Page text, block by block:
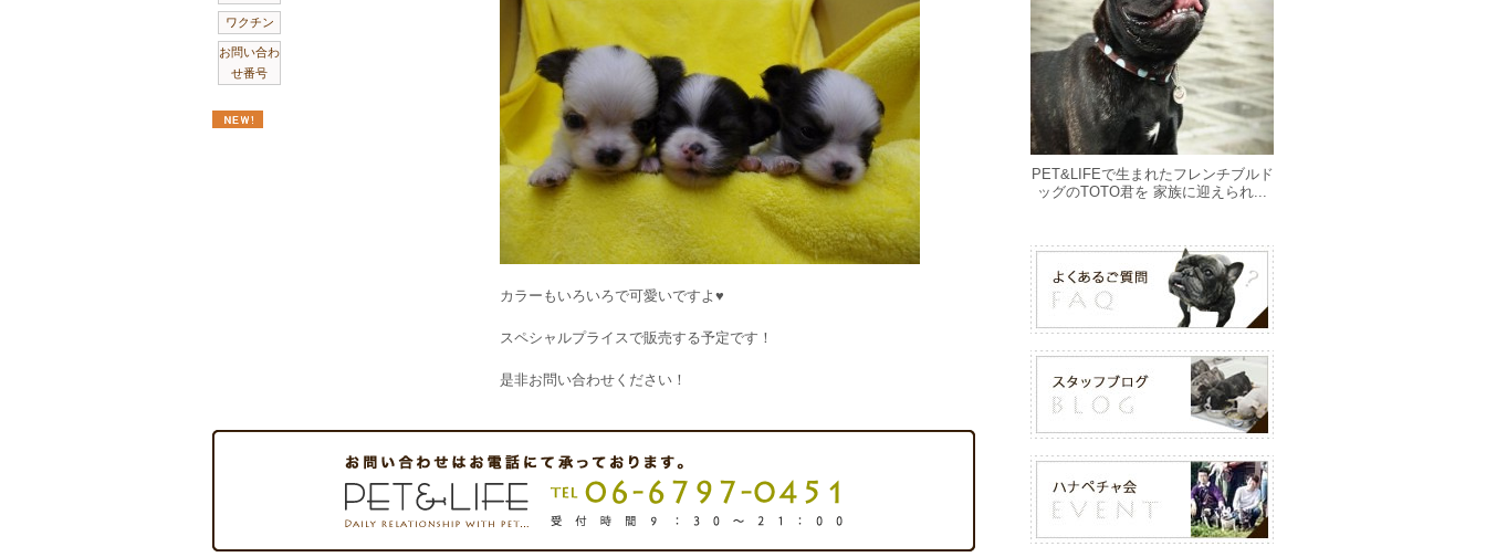
ワクチン
お問い合わ
せ番号
カラーもいろいろで可愛いですよ♥
スペシャルプライスで販売する予定です！
是非お問い合わせください！
PET&LIFEで生まれたフレンチブルド
ッグのTOTO君を 家族に迎えられ...